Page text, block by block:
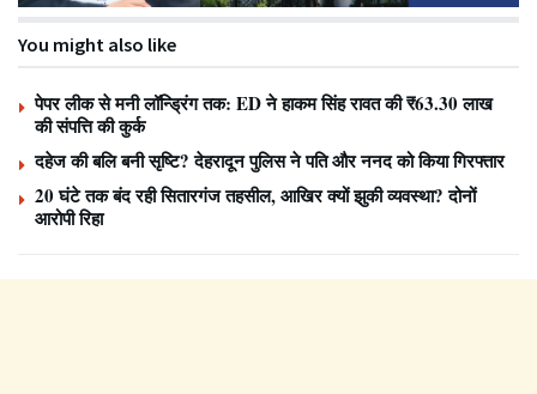
You might also like
पेपर लीक से मनी लॉन्ड्रिंग तक: ED ने हाकम सिंह रावत की ₹63.30 लाख
की संपत्ति की कुर्क
दहेज की बलि बनी सृष्टि? देहरादून पुलिस ने पति और ननद को किया गिरफ्तार
20 घंटे तक बंद रही सितारगंज तहसील, आखिर क्यों झुकी व्यवस्था? दोनों
आरोपी रिहा